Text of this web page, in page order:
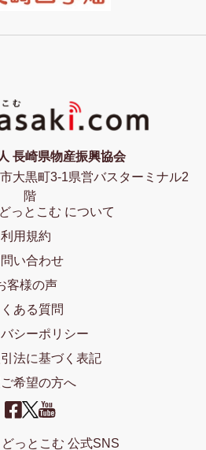
長崎県物産振興協会
大黒町3-1県営バスターミナル2
階
っとこむ について
利用規約
い合わせ
客様の声
ある質問
シーポリシー
法に基づく表記
希望の方へ
っとこむ 公式SNS